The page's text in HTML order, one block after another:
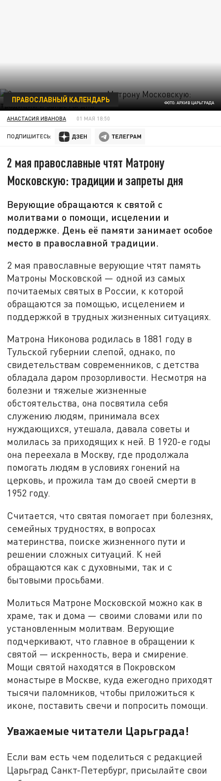
ФОТО: АРХИВ ЦАРЬГРАДА
ПРАВОСЛАВНЫЙ КАЛЕНДАРЬ
АНАСТАСИЯ ИВАНОВА 01 МАЯ 18:50
ПОДПИШИТЕСЬ:
2 мая православные чтят Матрону
Московскую: традиции и запреты дня
Верующие обращаются к святой с
молитвами о помощи, исцелении и
поддержке. День её памяти занимает особое
место в православной традиции.
2 мая православные верующие чтят память
Матроны Московской — одной из самых
почитаемых святых в России, к которой
обращаются за помощью, исцелением и
поддержкой в трудных жизненных ситуациях.
Матрона Никонова родилась в 1881 году в
Тульской губернии слепой, однако, по
свидетельствам современников, с детства
обладала даром прозорливости. Несмотря на
болезни и тяжелые жизненные
обстоятельства, она посвятила себя
служению людям, принимала всех
нуждающихся, утешала, давала советы и
молилась за приходящих к ней. В 1920-е годы
она переехала в Москву, где продолжала
помогать людям в условиях гонений на
церковь, и прожила там до своей смерти в
1952 году.
Считается, что святая помогает при болезнях,
семейных трудностях, в вопросах
материнства, поиске жизненного пути и
решении сложных ситуаций. К ней
обращаются как с духовными, так и с
бытовыми просьбами.
Молиться Матроне Московской можно как в
храме, так и дома — своими словами или по
установленным молитвам. Верующие
подчеркивают, что главное в обращении к
святой — искренность, вера и смирение.
Мощи святой находятся в Покровском
монастыре в Москве, куда ежегодно приходят
тысячи паломников, чтобы приложиться к
иконе, поставить свечи и попросить помощи.
Уважаемые читатели Царьграда!
Если вам есть чем поделиться с редакцией
Царьград Санкт-Петербург, присылайте свои